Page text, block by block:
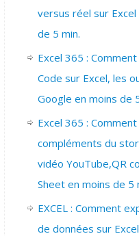
versus réel sur
de 5 min.
Excel 365 :
Code sur Excel, les
Google en moins de
Excel 365 :
compléments du
vidéo YouTube,QR
Sheet en moins de 5
EXCEL : Comment
de données sur